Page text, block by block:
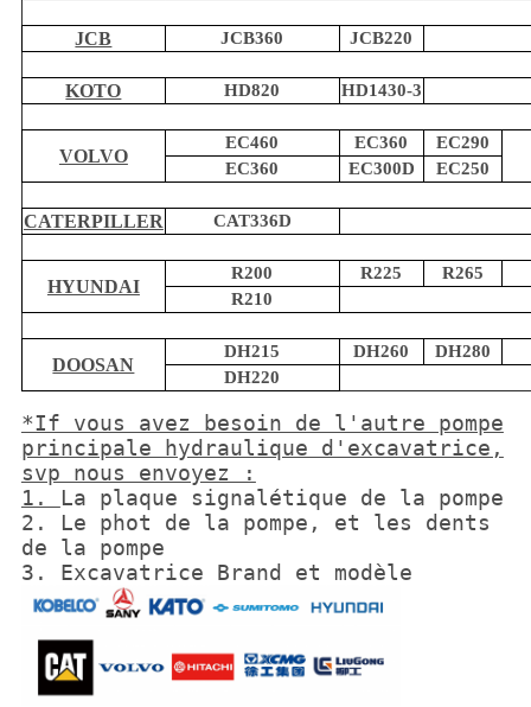
JCB JCB360 JCB220
KOTO HD820 HD1430-3
VOLVO
EC460 EC360
EC290
EC360
EC300D EC250
CATERPILLER CAT336D
HYUNDAI
R200 R225
R265
R210
DOOSAN
DH215 DH260
DH280
DH220
*If vous avez besoin de l'autre pompe
principale hydraulique d'excavatrice,
svp nous envoyez :
1. La plaque signalétique de la pompe
2. Le phot de la pompe, et les dents
de la pompe
3. Excavatrice Brand et modèle